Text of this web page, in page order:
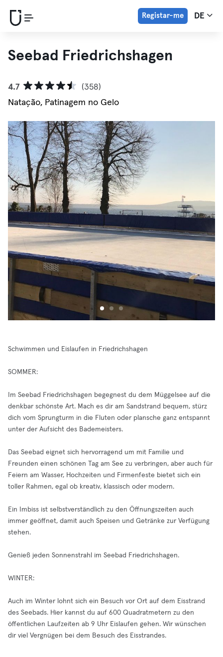
Registar-me DE
Seebad Friedrichshagen
4.7
(358)
Natação, Patinagem no Gelo
Schwimmen und Eislaufen in Friedrichshagen
SOMMER:
Im Seebad Friedrichshagen begegnest du dem Müggelsee auf die
denkbar schönste Art. Mach es dir am Sandstrand bequem, stürz
dich vom Sprungturm in die Fluten oder plansche ganz entspannt
unter der Aufsicht des Bademeisters.
Das Seebad eignet sich hervorragend um mit Familie und
Freunden einen schönen Tag am See zu verbringen, aber auch für
Feiern am Wasser, Hochzeiten und Firmenfeste bietet sich ein
toller Rahmen, egal ob kreativ, klassisch oder modern.
Ein Imbiss ist selbstverständlich zu den Öffnungszeiten auch
immer geöffnet, damit auch Speisen und Getränke zur Verfügung
stehen.
Genieß jeden Sonnenstrahl im Seebad Friedrichshagen.
WINTER:
Auch im Winter lohnt sich ein Besuch vor Ort auf dem Eisstrand
des Seebads. Hier kannst du auf 600 Quadratmetern zu den
öffentlichen Laufzeiten ab 9 Uhr Eislaufen gehen. Wir wünschen
dir viel Vergnügen bei dem Besuch des Eisstrandes.